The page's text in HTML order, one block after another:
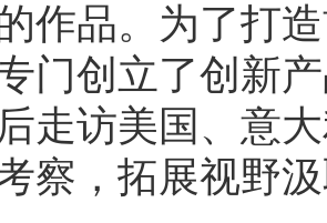
作品。为了打
门创立了创新
走访美国、意
察，拓展视野